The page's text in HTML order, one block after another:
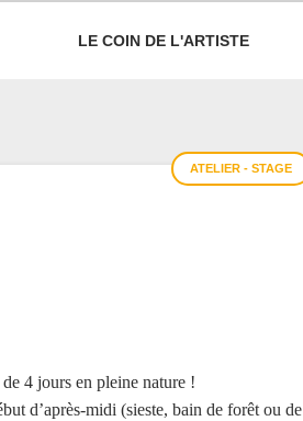
LE COIN DE L'ARTISTE
ATELIER - STAGE
4 jours en pleine nature !
d’après-midi (sieste, bain de forêt ou de